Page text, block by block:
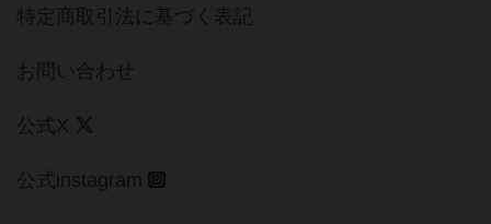
特定商取引法に基づく表記
お問い合わせ
公式X
公式instagram